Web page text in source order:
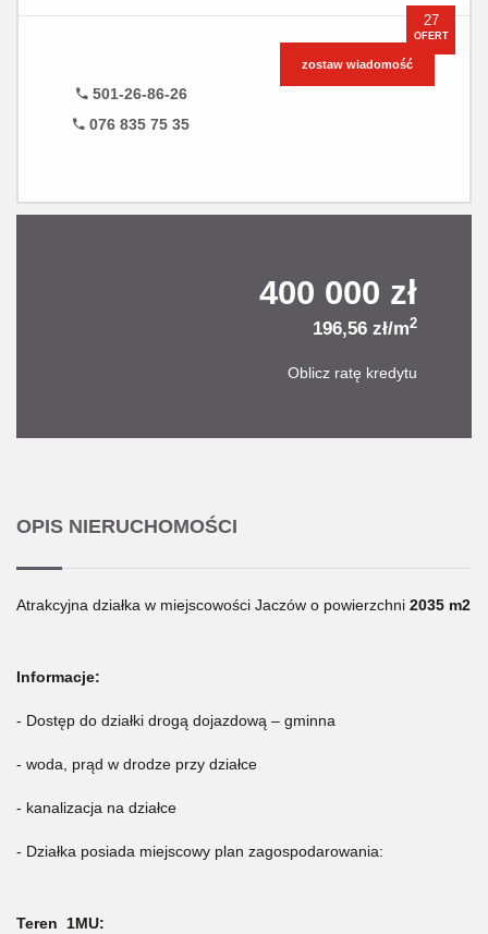
27
OFERT
501-26-86-26
076 835 75 35
zostaw wiadomość
400 000 zł
196,56 zł/m2
Oblicz ratę kredytu
OPIS NIERUCHOMOŚCI
Atrakcyjna działka w miejscowości Jaczów o powierzchni 2035 m2
Informacje:
- Dostęp do działki drogą dojazdową – gminna
- woda, prąd w drodze przy działce
- kanalizacja na działce
- Działka posiada miejscowy plan zagospodarowania:
Teren 1MU: